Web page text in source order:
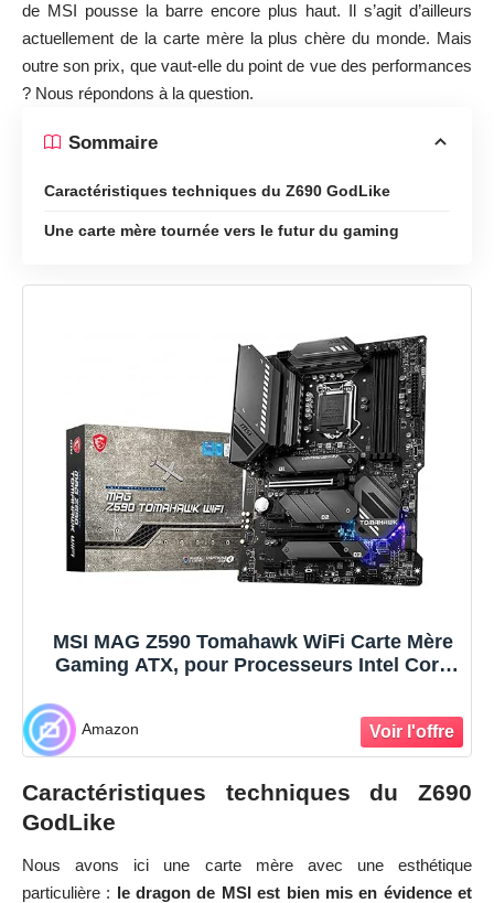
de MSI pousse la barre encore plus haut. Il s’agit d’ailleurs
actuellement de la carte mère la plus chère du monde. Mais
outre son prix, que vaut-elle du point de vue des performances
? Nous répondons à la question.
Sommaire
Caractéristiques techniques du Z690 GodLike
Une carte mère tournée vers le futur du gaming
MSI MAG Z590 Tomahawk WiFi Carte Mère
Gaming ATX, pour Processeurs Intel Core
VRM, DDR4 Boost (5333MHz/OC), 1 x PCIe
4.0 x16, 3 x M.2 Gen4/3 x4, Wi-FI 6E
Amazon
Caractéristiques techniques du Z690
GodLike
Nous avons ici une carte mère avec une esthétique
particulière : le dragon de MSI est bien mis en évidence et